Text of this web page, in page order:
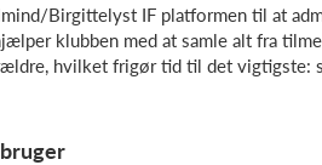
Birgittelyst IF platformen til at
klubben med at samle alt fra
hvilket frigør tid til det vigtigste: